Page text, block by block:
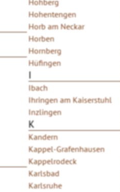
Hohberg
Hohentengen
Horb am Neckar
Horben
Hornberg
Hüfingen
I
Ibach
Ihringen am Kaiserstuhl
Inzlingen
K
Kandern
Kappel-Grafenhausen
Kappelrodeck
Karlsbad
Karlsruhe